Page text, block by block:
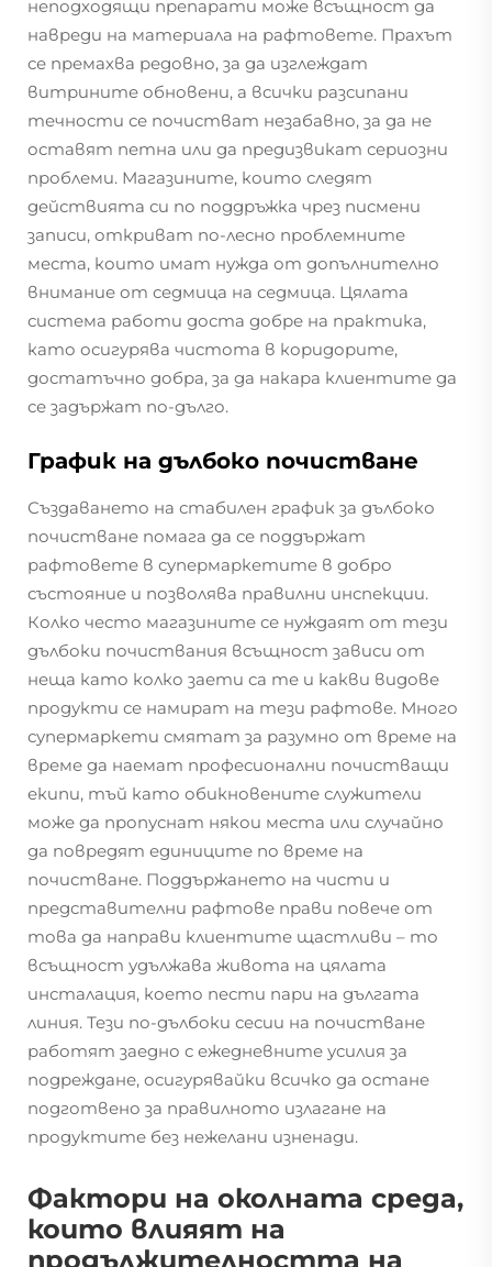
неподходящи препарати може всъщност да
навреди на материала на рафтовете. Прахът
се премахва редовно, за да изглеждат
витрините обновени, а всички разсипани
течности се почистват незабавно, за да не
оставят петна или да предизвикат сериозни
проблеми. Магазините, които следят
действията си по поддръжка чрез писмени
записи, откриват по-лесно проблемните
места, които имат нужда от допълнително
внимание от седмица на седмица. Цялата
система работи доста добре на практика,
като осигурява чистота в коридорите,
достатъчно добра, за да накара клиентите да
се задържат по-дълго.
График на дълбоко почистване
Създаването на стабилен график за дълбоко
почистване помага да се поддържат
рафтовете в супермаркетите в добро
състояние и позволява правилни инспекции.
Колко често магазините се нуждаят от тези
дълбоки почиствания всъщност зависи от
неща като колко заети са те и какви видове
продукти се намират на тези рафтове. Много
супермаркети смятат за разумно от време на
време да наемат професионални почистващи
екипи, тъй като обикновените служители
може да пропуснат някои места или случайно
да повредят единиците по време на
почистване. Поддържането на чисти и
представителни рафтове прави повече от
това да направи клиентите щастливи – то
всъщност удължава живота на цялата
инсталация, което пести пари на дългата
линия. Тези по-дълбоки сесии на почистване
работят заедно с ежедневните усилия за
подреждане, осигурявайки всичко да остане
подготвено за правилното излагане на
продуктите без нежелани изненади.
Фактори на околната среда,
които влияят на
продължителността на